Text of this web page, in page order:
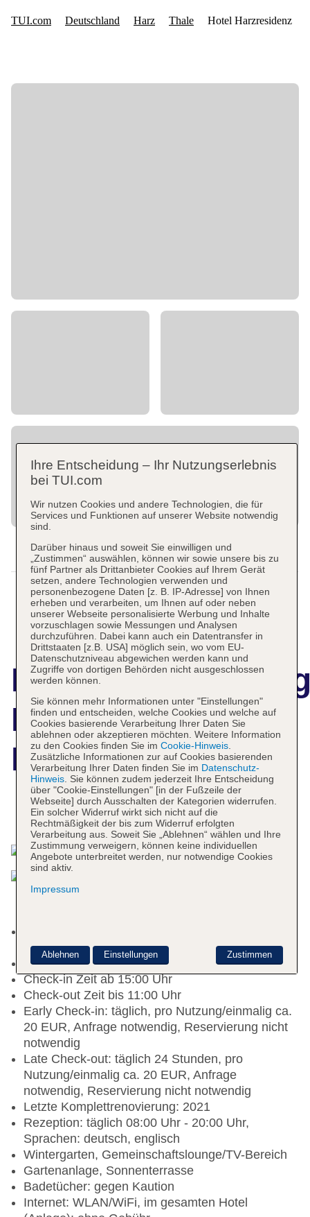
Hotel
Harzresidenz
Das bietet Ihre Unterkunft
pro Tag/pro Person ca. 3 EUR
Nichtraucherhotel
Check-in Zeit ab 15:00 Uhr
Check-out Zeit bis 11:00 Uhr
Early Check-in: täglich, pro Nutzung/einmalig ca.
20 EUR, Anfrage notwendig, Reservierung nicht
notwendig
Late Check-out: täglich 24 Stunden, pro
Nutzung/einmalig ca. 20 EUR, Anfrage
notwendig, Reservierung nicht notwendig
Letzte Komplettrenovierung: 2021
Rezeption: täglich 08:00 Uhr - 20:00 Uhr,
Sprachen: deutsch, englisch
Wintergarten, Gemeinschaftslounge/TV-Bereich
Gartenanlage, Sonnenterrasse
Badetücher: gegen Kaution
Internet: WLAN/WiFi, im gesamten Hotel
Ihre Entscheidung – Ihr Nutzungserlebnis
bei TUI.com
Wir nutzen Cookies und andere Technologien, die für
Services und Funktionen auf unserer Website notwendig
sind.
Darüber hinaus und soweit Sie einwilligen und
„Zustimmen“ auswählen, können wir sowie unsere bis zu
fünf Partner als Drittanbieter Cookies auf Ihrem Gerät
setzen, andere Technologien verwenden und
personenbezogene Daten [z. B. IP-Adresse] von Ihnen
erheben und verarbeiten, um Ihnen auf oder neben
unserer Webseite personalisierte Werbung und Inhalte
vorzuschlagen sowie Messungen und Analysen
durchzuführen. Dabei kann auch ein Datentransfer in
Drittstaaten [z.B. USA] möglich sein, wo vom EU-
Datenschutzniveau abgewichen werden kann und
Zugriffe von dortigen Behörden nicht ausgeschlossen
werden können.
Sie können mehr Informationen unter "Einstellungen"
finden und entscheiden, welche Cookies und welche auf
Cookies basierende Verarbeitung Ihrer Daten Sie
ablehnen oder akzeptieren möchten. Weitere Information
zu den Cookies finden Sie im Cookie-Hinweis.
Zusätzliche Informationen zur auf Cookies basierenden
Verarbeitung Ihrer Daten finden Sie im Datenschutz-
Hinweis. Sie können zudem jederzeit Ihre Entscheidung
über "Cookie-Einstellungen" [in der Fußzeile der
Webseite] durch Ausschalten der Kategorien widerrufen.
Ein solcher Widerruf wirkt sich nicht auf die
Rechtmäßigkeit der bis zum Widerruf erfolgten
Verarbeitung aus. Soweit Sie „Ablehnen“ wählen und Ihre
Zustimmung verweigern, können keine individuellen
Angebote unterbreitet werden, nur notwendige Cookies
sind aktiv.
Impressum
Zustimmen
Ablehnen Einstellungen